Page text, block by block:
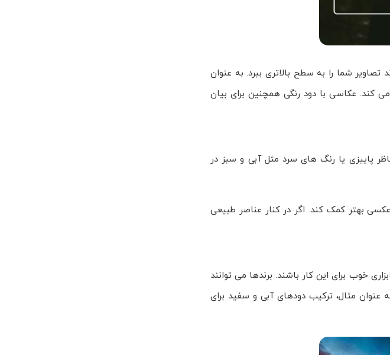
شما را به سطح بالاتری ببرد. به عنوان
کند. عکاسی با دود رنگی همچنین برای بیان
پاییزی یا رنگ های سرد مثل آبی و سبز در
بهتر کمک کند. اگر در کنار عناصر طبیعی
خوب برای این کار باشند. برندها می توانند
عنوان مثال، ترکیب دودهای آبی و سفید برای